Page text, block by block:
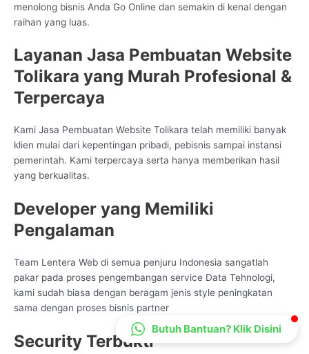
menolong bisnis Anda Go Online dan semakin di kenal dengan
raihan yang luas.
Layanan Jasa Pembuatan Website
Tolikara yang Murah Profesional &
Terpercaya
Kami Jasa Pembuatan Website Tolikara telah memiliki banyak
klien mulai dari kepentingan pribadi, pebisnis sampai instansi
pemerintah. Kami terpercaya serta hanya memberikan hasil
yang berkualitas.
Developer yang Memiliki
Pengalaman
Team Lentera Web di semua penjuru Indonesia sangatlah
pakar pada proses pengembangan service Data Tehnologi,
kami sudah biasa dengan beragam jenis style peningkatan
sama dengan proses bisnis partner
Security Terbukti
CS Lenteraweb
Online
Butuh Bantuan? Klik Disini